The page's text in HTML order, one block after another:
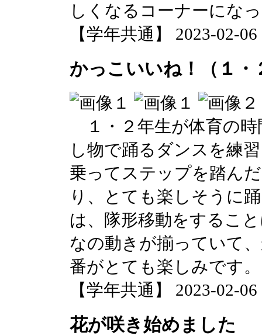
しくなるコーナーにな
【学年共通】 2023-02-
かっこいいね！（１・
１・２年生が体育の時
し物で踊るダンスを練
乗ってステップを踏ん
り、とても楽しそうに
は、隊形移動をするこ
なの動きが揃っていて
番がとても楽しみです。
【学年共通】 2023-02-
花が咲き始めました